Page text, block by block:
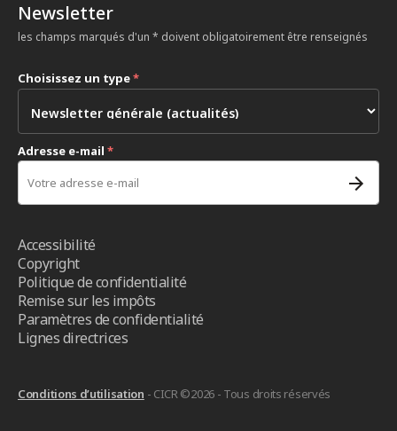
Newsletter
les champs marqués d'un * doivent obligatoirement être renseignés
Choisissez un type*
Adresse e-mail *
Accessibilité
Copyright
Politique de confidentialité
Remise sur les impôts
Paramètres de confidentialité
Lignes directrices
Conditions d’utilisation - CICR ©2026 - Tous droits réservés